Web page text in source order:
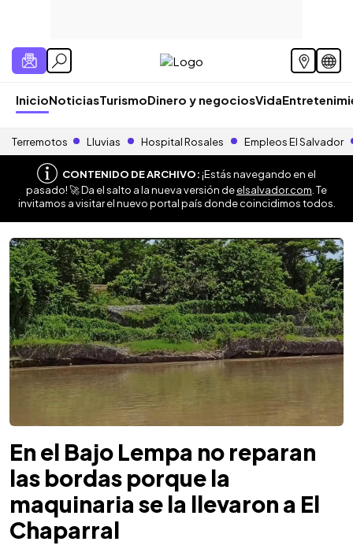
InicioNoticiasTurismoDinero y negociosVida
Terremotos Lluvias Hospital Rosales Empleos El Salvador
CONTENIDO DE ARCHIVO:¡Estás navegando en el
pasado! 🚀 Da el salto a la nueva versión deelsalvador.com . Te
invitamos a visitar el nuevo portal país donde coincidimos todos.
En el Bajo Lempa no reparan
las bordas porque la
maquinaria se la llevaron a El
Chaparral